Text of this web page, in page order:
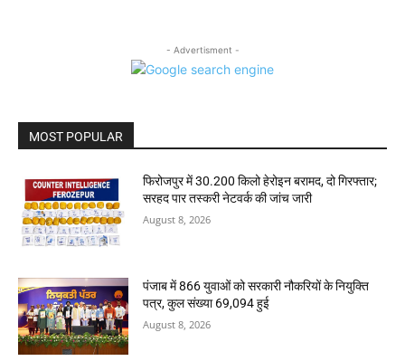
- Advertisment -
MOST POPULAR
फिरोजपुर में 30.200 किलो हेरोइन बरामद, दो गिरफ्तार;
सरहद पार तस्करी नेटवर्क की जांच जारी
August 8, 2026
पंजाब में 866 युवाओं को सरकारी नौकरियों के नियुक्ति
पत्र, कुल संख्या 69,094 हुई
August 8, 2026